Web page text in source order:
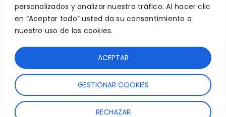
personalizados y analizar nuestro tráfico. Al hacer clic
en “Aceptar todo” usted da su consentimiento a
nuestro uso de las cookies.
GESTIONAR COOKIES
RECHAZAR
ACEPTAR